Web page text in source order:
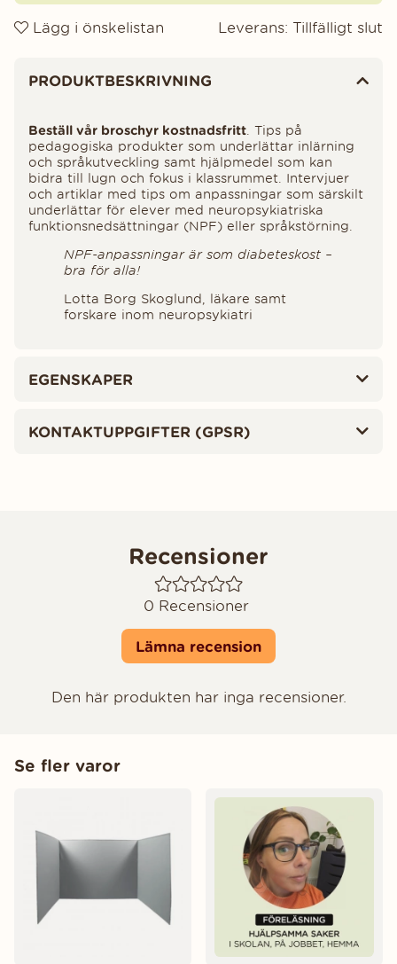
Lägg i önskelistan Leverans: Tillfälligt slut
PRODUKTBESKRIVNING
Beställ vår broschyr kostnadsfritt. Tips på
pedagogiska produkter som underlättar inlärning
och språkutveckling samt hjälpmedel som kan
bidra till lugn och fokus i klassrummet. Intervjuer
och artiklar med tips om anpassningar som särskilt
underlättar för elever med neuropsykiatriska
funktionsnedsättningar (NPF) eller språkstörning.
NPF-anpassningar är som diabeteskost –
bra för alla!
Lotta Borg Skoglund, läkare samt
forskare inom neuropsykiatri
EGENSKAPER
KONTAKTUPPGIFTER (GPSR)
Recensioner
0 Recensioner
Lämna recension
Den här produkten har inga recensioner.
Se fler varor